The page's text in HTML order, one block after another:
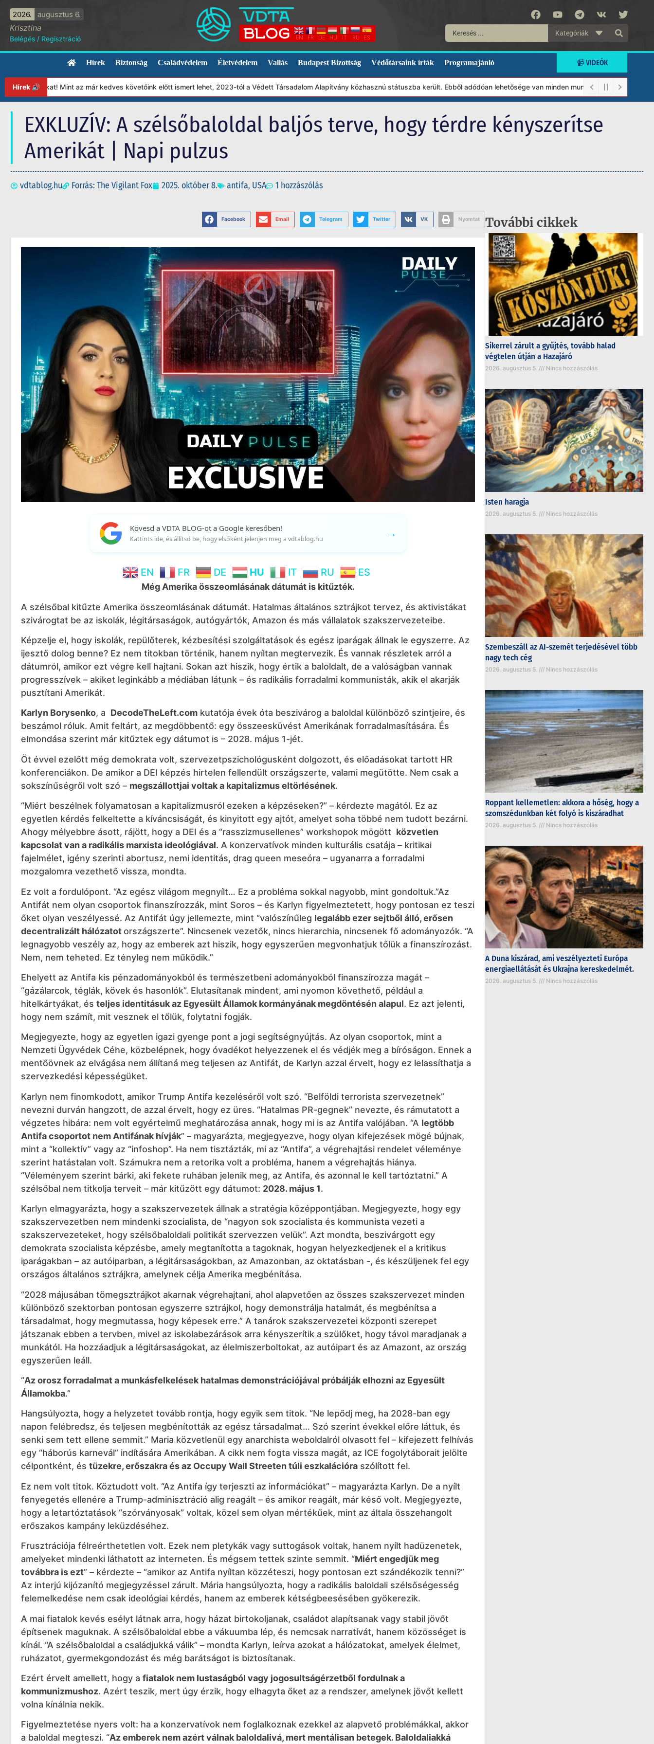
2026. augusztus 6.
Krisztina
Belépés / Regisztráció EN FR DE HU IT RU ES
Kategóriák
Hírek Biztonság Családvédelem Életvédelem Vallás Budapest Bizottság Védőtársaink írták Programajánló 📹 VIDEÓK
Hírek 🔊Mint az már kedves követőink előtt ismert lehet, 2023-tól a Védett Társadalom Alapítvány közhasznú státuszba került. Ebből adódóan lehetősége van minden munkánkat segíteni
EXKLUZÍV: A szélsőbaloldal baljós terve, hogy térdre kényszerítse
Amerikát | Napi pulzus
vdtablog.hu Forrás: The Vigilant Fox 2025. október 8. antifa, USA 1 hozzászólás
Facebook Email Telegram Twitter VK Nyomtat
Kövesd a VDTA BLOG-ot a Google keresőben!
Kattints ide, és állítsd be, hogy elsőként jelenjen meg a vdtablog.hu →
EN FR DE HU IT RU ES
Még Amerika összeomlásának dátumát is kitűzték.
A szélsőbal kitűzte Amerika összeomlásának dátumát. Hatalmas általános sztrájkot tervez, és aktivistákat
szivárogtat be az iskolák, légitársaságok, autógyártók, Amazon és más vállalatok szakszervezeteibe.
Képzelje el, hogy iskolák, repülőterek, kézbesítési szolgáltatások és egész iparágak állnak le egyszerre. Az
ijesztő dolog benne? Ez nem titokban történik, hanem nyíltan megtervezik. És vannak részletek arról a
dátumról, amikor ezt végre kell hajtani. Sokan azt hiszik, hogy értik a baloldalt, de a valóságban vannak
progresszívek – akiket leginkább a médiában látunk – és radikális forradalmi kommunisták, akik el akarják
pusztítani Amerikát.
Karlyn Borysenko, a DecodeTheLeft.com kutatója évek óta beszivárog a baloldal különböző szintjeire, és
beszámol róluk. Amit feltárt, az megdöbbentő: egy összeesküvést Amerikának forradalmasítására. És
elmondása szerint már kitűztek egy dátumot is – 2028. május 1-jét.
Öt évvel ezelőtt még demokrata volt, szervezetpszichológusként dolgozott, és előadásokat tartott HR
konferenciákon. De amikor a DEI képzés hirtelen fellendült országszerte, valami megütötte. Nem csak a
sokszínűségről volt szó – megszállottjai voltak a kapitalizmus eltörlésének.
“Miért beszélnek folyamatosan a kapitalizmusról ezeken a képzéseken?” – kérdezte magától. Ez az
egyetlen kérdés felkeltette a kíváncsiságát, és kinyitott egy ajtót, amelyet soha többé nem tudott bezárni.
Ahogy mélyebbre ásott, rájött, hogy a DEI és a “rasszizmusellenes” workshopok mögött közvetlen
kapcsolat van a radikális marxista ideológiával. A konzervatívok minden kulturális csatája – kritikai
fajelmélet, igény szerinti abortusz, nemi identitás, drag queen meseóra – ugyanarra a forradalmi
mozgalomra vezethető vissza, mondta.
Ez volt a fordulópont. “Az egész világom megnyílt… Ez a probléma sokkal nagyobb, mint gondoltuk.”Az
Antifát nem olyan csoportok finanszírozzák, mint Soros – és Karlyn figyelmeztetett, hogy pontosan ez teszi
őket olyan veszélyessé. Az Antifát úgy jellemezte, mint “valószínűleg legalább ezer sejtből álló, erősen
decentralizált hálózatot országszerte”. Nincsenek vezetők, nincs hierarchia, nincsenek fő adományozók. “A
legnagyobb veszély az, hogy az emberek azt hiszik, hogy egyszerűen megvonhatjuk tőlük a finanszírozást.
Nem, nem teheted. Ez tényleg nem működik.”
Ehelyett az Antifa kis pénzadományokból és természetbeni adományokból finanszírozza magát –
“gázálarcok, téglák, kövek és hasonlók”. Elutasítanak mindent, ami nyomon követhető, például a
hitelkártyákat, és teljes identitásuk az Egyesült Államok kormányának megdöntésén alapul. Ez azt jelenti,
hogy nem számít, mit vesznek el tőlük, folytatni fogják.
Megjegyezte, hogy az egyetlen igazi gyenge pont a jogi segítségnyújtás. Az olyan csoportok, mint a
Nemzeti Ügyvédek Céhe, közbelépnek, hogy óvadékot helyezzenek el és védjék meg a bíróságon. Ennek a
mentőövnek az elvágása nem állítaná meg teljesen az Antifát, de Karlyn azzal érvelt, hogy ez lelassíthatja a
szervezkedési képességüket.
Karlyn nem finomkodott, amikor Trump Antifa kezeléséről volt szó. “Belföldi terrorista szervezetnek”
nevezni durván hangzott, de azzal érvelt, hogy ez üres. “Hatalmas PR-gegnek” nevezte, és rámutatott a
végzetes hibára: nem volt egyértelmű meghatározása annak, hogy mi is az Antifa valójában. “A legtöbb
Antifa csoportot nem Antifának hívják” – magyarázta, megjegyezve, hogy olyan kifejezések mögé bújnak,
mint a “kollektív” vagy az “infoshop”. Ha nem tisztázták, mi az “Antifa”, a végrehajtási rendelet véleménye
szerint hatástalan volt. Számukra nem a retorika volt a probléma, hanem a végrehajtás hiánya.
“Véleményem szerint bárki, aki fekete ruhában jelenik meg, az Antifa, és azonnal le kell tartóztatni.” A
szélsőbal nem titkolja terveit – már kitűzött egy dátumot: 2028. május 1.
Karlyn elmagyarázta, hogy a szakszervezetek állnak a stratégia középpontjában. Megjegyezte, hogy egy
szakszervezetben nem mindenki szocialista, de “nagyon sok szocialista és kommunista vezeti a
szakszervezeteket, hogy szélsőbaloldali politikát szervezzen velük”. Azt mondta, beszivárgott egy
demokrata szocialista képzésbe, amely megtanította a tagoknak, hogyan helyezkedjenek el a kritikus
iparágakban – az autóiparban, a légitársaságokban, az Amazonban, az oktatásban -, és készüljenek fel egy
országos általános sztrájkra, amelynek célja Amerika megbénítása.
“2028 májusában tömegsztrájkot akarnak végrehajtani, ahol alapvetően az összes szakszervezet minden
különböző szektorban pontosan egyszerre sztrájkol, hogy demonstrálja hatalmát, és megbénítsa a
társadalmat, hogy megmutassa, hogy képesek erre.” A tanárok szakszervezetei központi szerepet
játszanak ebben a tervben, mivel az iskolabezárások arra kényszerítik a szülőket, hogy távol maradjanak a
munkától. Ha hozzáadjuk a légitársaságokat, az élelmiszerboltokat, az autóipart és az Amazont, az ország
egyszerűen leáll.
“Az orosz forradalmat a munkásfelkelések hatalmas demonstrációjával próbálják elhozni az Egyesült
Államokba.”
Hangsúlyozta, hogy a helyzetet tovább rontja, hogy egyik sem titok. “Ne lepődj meg, ha 2028-ban egy
napon felébredsz, és teljesen megbénították az egész társadalmat… Szó szerint évekkel előre láttuk, és
senki sem tett ellene semmit.” Maria közvetlenül egy anarchista weboldalról olvasott fel – kifejezett felhívás
egy “háborús karnevál” indítására Amerikában. A cikk nem fogta vissza magát, az ICE fogolytáborait jelölte
célpontként, és tüzekre, erőszakra és az Occupy Wall Streeten túli eszkalációra szólított fel.
Ez nem volt titok. Köztudott volt. “Az Antifa így terjeszti az információkat” – magyarázta Karlyn. De a nyílt
fenyegetés ellenére a Trump-adminisztráció alig reagált – és amikor reagált, már késő volt. Megjegyezte,
hogy a letartóztatások “szórványosak” voltak, közel sem olyan mértékűek, mint az általa összehangolt
erőszakos kampány leküzdéséhez.
Frusztrációja félreérthetetlen volt. Ezek nem pletykák vagy suttogások voltak, hanem nyílt hadüzenetek,
amelyeket mindenki láthatott az interneten. És mégsem tettek szinte semmit. “Miért engedjük meg
továbbra is ezt” – kérdezte – “amikor az Antifa nyíltan közzéteszi, hogy pontosan ezt szándékozik tenni?”
Az interjú kijózanító megjegyzéssel zárult. Mária hangsúlyozta, hogy a radikális baloldali szélsőségesség
felemelkedése nem csak ideológiai kérdés, hanem az emberek kétségbeesésében gyökerezik.
A mai fiatalok kevés esélyt látnak arra, hogy házat birtokoljanak, családot alapítsanak vagy stabil jövőt
építsenek maguknak. A szélsőbaloldal ebbe a vákuumba lép, és nemcsak narratívát, hanem közösséget is
kínál. “A szélsőbaloldal a családjukká válik” – mondta Karlyn, leírva azokat a hálózatokat, amelyek élelmet,
ruházatot, gyermekgondozást és még barátságot is biztosítanak.
Ezért érvelt amellett, hogy a fiatalok nem lustaságból vagy jogosultságérzetből fordulnak a
kommunizmushoz. Azért teszik, mert úgy érzik, hogy elhagyta őket az a rendszer, amelynek jövőt kellett
volna kínálnia nekik.
Figyelmeztetése nyers volt: ha a konzervatívok nem foglalkoznak ezekkel az alapvető problémákkal, akkor
a baloldal megteszi. “Az emberek nem azért válnak baloldalivá, mert mentálisan betegek. Baloldaliakká
További cikkek
Sikerrel zárult a gyűjtés, tovább halad
végtelen útján a Hazajáró
2026. augusztus 5. Nincs hozzászólás
Isten haragja
2026. augusztus 5. Nincs hozzászólás
Szembeszáll az AI-szemét terjedésével több
nagy tech cég
2026. augusztus 5. Nincs hozzászólás
Roppant kellemetlen: akkora a hőség, hogy a
szomszédunkban két folyó is kiszáradhat
2026. augusztus 5. Nincs hozzászólás
A Duna kiszárad, ami veszélyezteti Európa
energiaellátását és Ukrajna kereskedelmét.
2026. augusztus 5. Nincs hozzászólás